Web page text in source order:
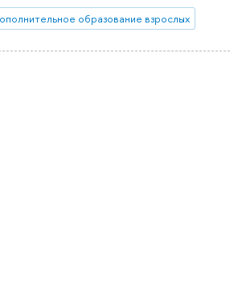
образование взрослых